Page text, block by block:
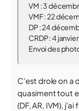
VM : 3
VMF : 22
DP : 24
CRDP : 4
Envoi des
C'est drole on a
quasiment tout
(DF, AR, IVM),